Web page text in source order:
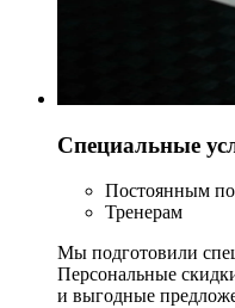
Специальные
Постоянным
Тренерам
Мы подготовили
Персональные
и выгодные